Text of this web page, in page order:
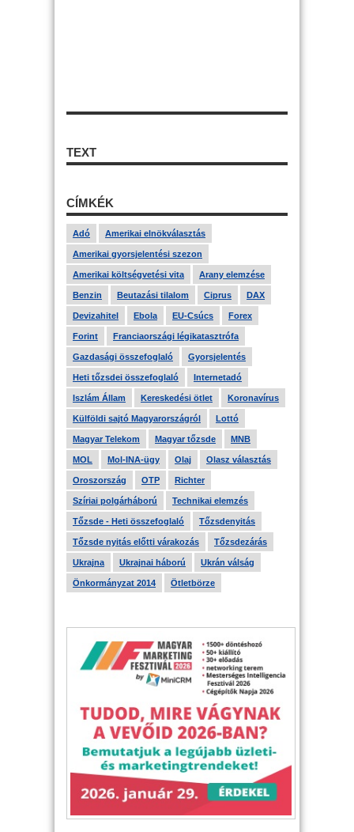
TEXT
CÍMKÉK
Adó Amerikai elnökválasztás
Amerikai gyorsjelentési szezon
Amerikai költségvetési vita Arany elemzése
Benzin Beutazási tilalom Ciprus DAX
Devizahitel Ebola EU-Csúcs Forex
Forint Franciaországi légikatasztrófa
Gazdasági összefoglaló Gyorsjelentés
Heti tőzsdei összefoglaló Internetadó
Iszlám Állam Kereskedési ötlet Koronavírus
Külföldi sajtó Magyarországról Lottó
Magyar Telekom Magyar tőzsde MNB
MOL Mol-INA-ügy Olaj Olasz választás
Oroszország OTP Richter
Szíriai polgárháború Technikai elemzés
Tőzsde - Heti összefoglaló Tőzsdenyitás
Tőzsde nyitás előtti várakozás Tőzsdezárás
Ukrajna Ukrajnai háború Ukrán válság
Önkormányzat 2014 Ötletbörze